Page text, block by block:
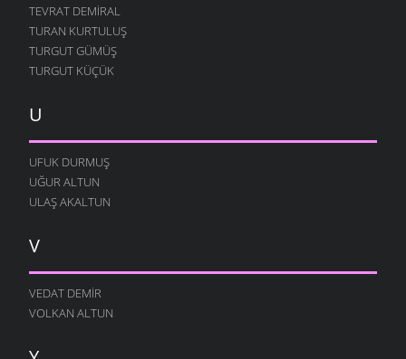
TEVRAT DEMIRAL
TURAN KURTULUŞ
TURGUT GÜMÜŞ
TURGUT KÜÇÜK
U
UFUK DURMUŞ
UĞUR ALTUN
ULAŞ AKALTUN
V
VEDAT DEMIR
VOLKAN ALTUN